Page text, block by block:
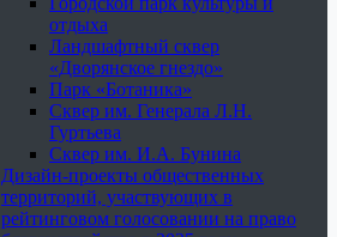
отдыха
Ландшафтный сквер
«Дворянское гнездо»
Парк «Ботаника»
Сквер им. Генерала Л.Н.
Гуртьева
Сквер им. И.А. Бунина
Дизайн-проекты общественных
территорий, участвующих в
рейтинговом голосовании на право